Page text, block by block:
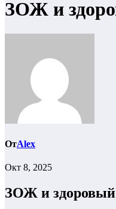
ЗОЖ и
ОтAlex
Окт 8, 2025
ЗОЖ и здоровый